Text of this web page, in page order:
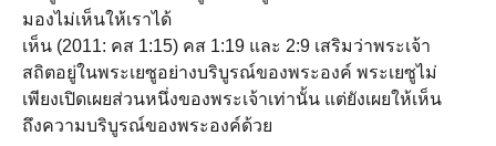
มองไม่เห็นให้เราได้
เห็น (2011: คส 1:15) คส 1:19 และ 2:9 เสริมว่าพระเจ้า
สถิตอยู่ในพระเยซูอย่างบริบูรณ์ของพระองค์ พระเยซูไม่
เพียงเปิดเผยส่วนหนึ่งของพระเจ้าเท่านั้น แต่ยังเผยให้เห็น
ถึงความบริบูรณ์ของพระองค์ด้วย